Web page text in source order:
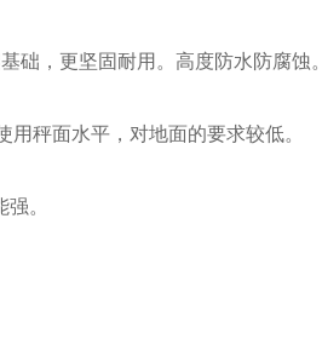
，更坚固耐用。高度防水防腐蚀。
秤面水平，对地面的要求较低。
。